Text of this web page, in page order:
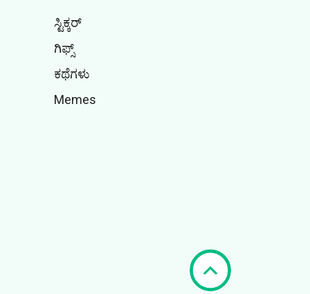
ಸ್ಟಿಕ್ಕರ್
ಗಿಫ್ಸ್
ಕಥೆಗಳು
Memes